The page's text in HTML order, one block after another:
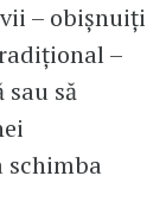
– obișnuiți
–
sau să
schimba